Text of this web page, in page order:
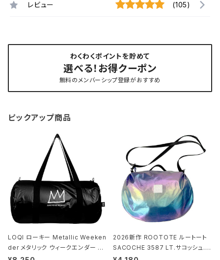
レビュー (105)
わくわくポイントを貯めて
選べる！お得クーポン
無料のメンバーシップ登録がおすすめ
ピックアップ商品
LOQI ローキー Metallic Weeken
der メタリック ウィークエンダー ボ
ストンバッグ ショルダーバッグ JEAN
2026新作 ROOTOTE ルートート
SACOCHE 3587 LT.サコッシュ.ル
ミエ-B ショルダーバッグ グロスネイ